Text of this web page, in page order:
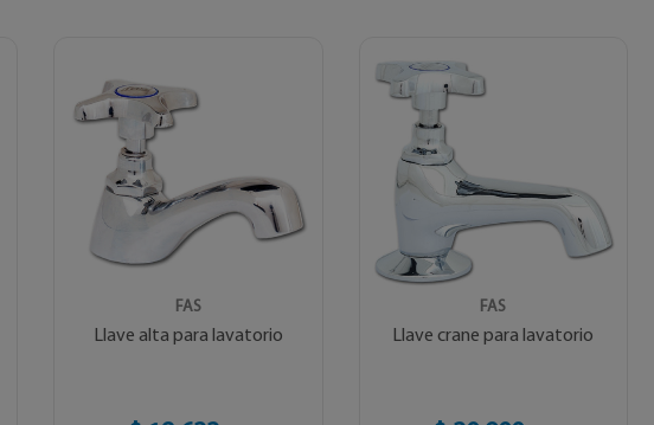
FAS
Llave alta para lavatorio
FAS
Llave crane para lavatorio